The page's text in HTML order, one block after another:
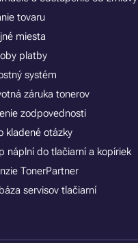
tovaru
miesta
platby
systém
záruka tonerov
zodpovednosti
kladené otázky
náplní do tlačiarní a kopíriek
TonerPartner
servisov tlačiarní